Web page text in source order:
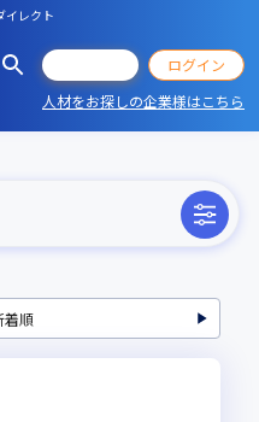
イレクト
ログイン
人材をお探しの企業様はこちら